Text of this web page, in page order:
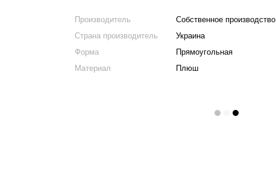
Производитель
Собственное производство
Страна производитель
Украина
Форма
Прямоугольная
Материал
Плюш